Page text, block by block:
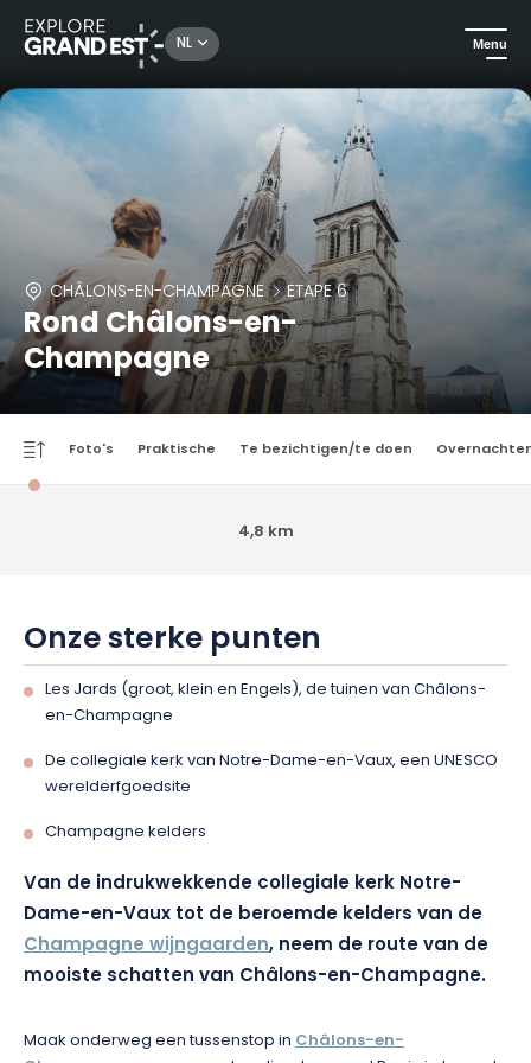
NL Menu
CHÂLONS-EN-CHAMPAGNE ETAPE 6
Rond Châlons-en-
Champagne
Foto's Praktische Te bezichtigen/te doen
4,8 km
Onze sterke punten
Les Jards (groot, klein en Engels), de tuinen van Châlons-
en-Champagne
De collegiale kerk van Notre-Dame-en-Vaux, een UNESCO
werelderfgoedsite
Champagne kelders
Van de indrukwekkende collegiale kerk Notre-
Dame-en-Vaux tot de beroemde kelders van de
Champagne wijngaarden, neem de route van de
mooiste schatten van Châlons-en-Champagne.
Maak onderweg een tussenstop inChâlons-en-